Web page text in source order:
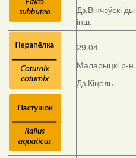
Дз.Вінчэўскі ды
інш.
29.04
Маларыцкі р-н,
Дз.Кіцель